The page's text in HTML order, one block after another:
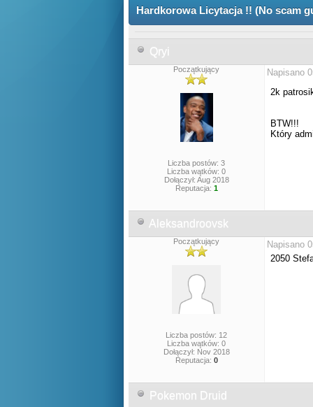
Hardkorowa Licytacja !! (No scam
Qryi
Początkujący
Liczba postów: 3
Liczba wątków: 0
Dołączył: Aug 2018
Reputacja: 1
Napisano
2k
BTW!!!
Który
Aleksandroovsk
Początkujący
Liczba postów: 12
Liczba wątków: 0
Dołączył: Nov 2018
Reputacja: 0
Napisano
2050
Pokemon Druid